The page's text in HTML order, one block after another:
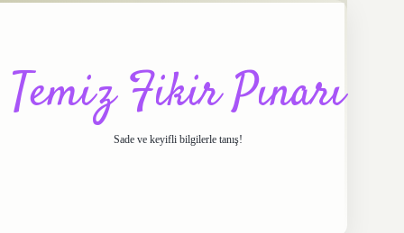
Temiz Fikir Pınarı
Sade ve keyifli bilgilerle tanış!